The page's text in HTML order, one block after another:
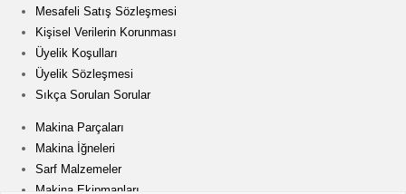
a
k
n
Mesafeli Satış Sözleşmesi
Kişisel Verilerin Korunması
Üyelik Koşulları
Üyelik Sözleşmesi
Sıkça Sorulan Sorular
Makina Parçaları
Makina İğneleri
Sarf Malzemeler
Makina Ekipmanları